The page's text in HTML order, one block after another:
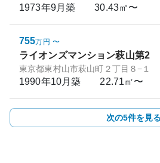
1973年9月築 30.43㎡〜
755万円 〜
ライオンズマンション萩山第2
東京都東村山市萩山町２丁目８−１
1990年10月築 22.71㎡〜
次の5件を見る